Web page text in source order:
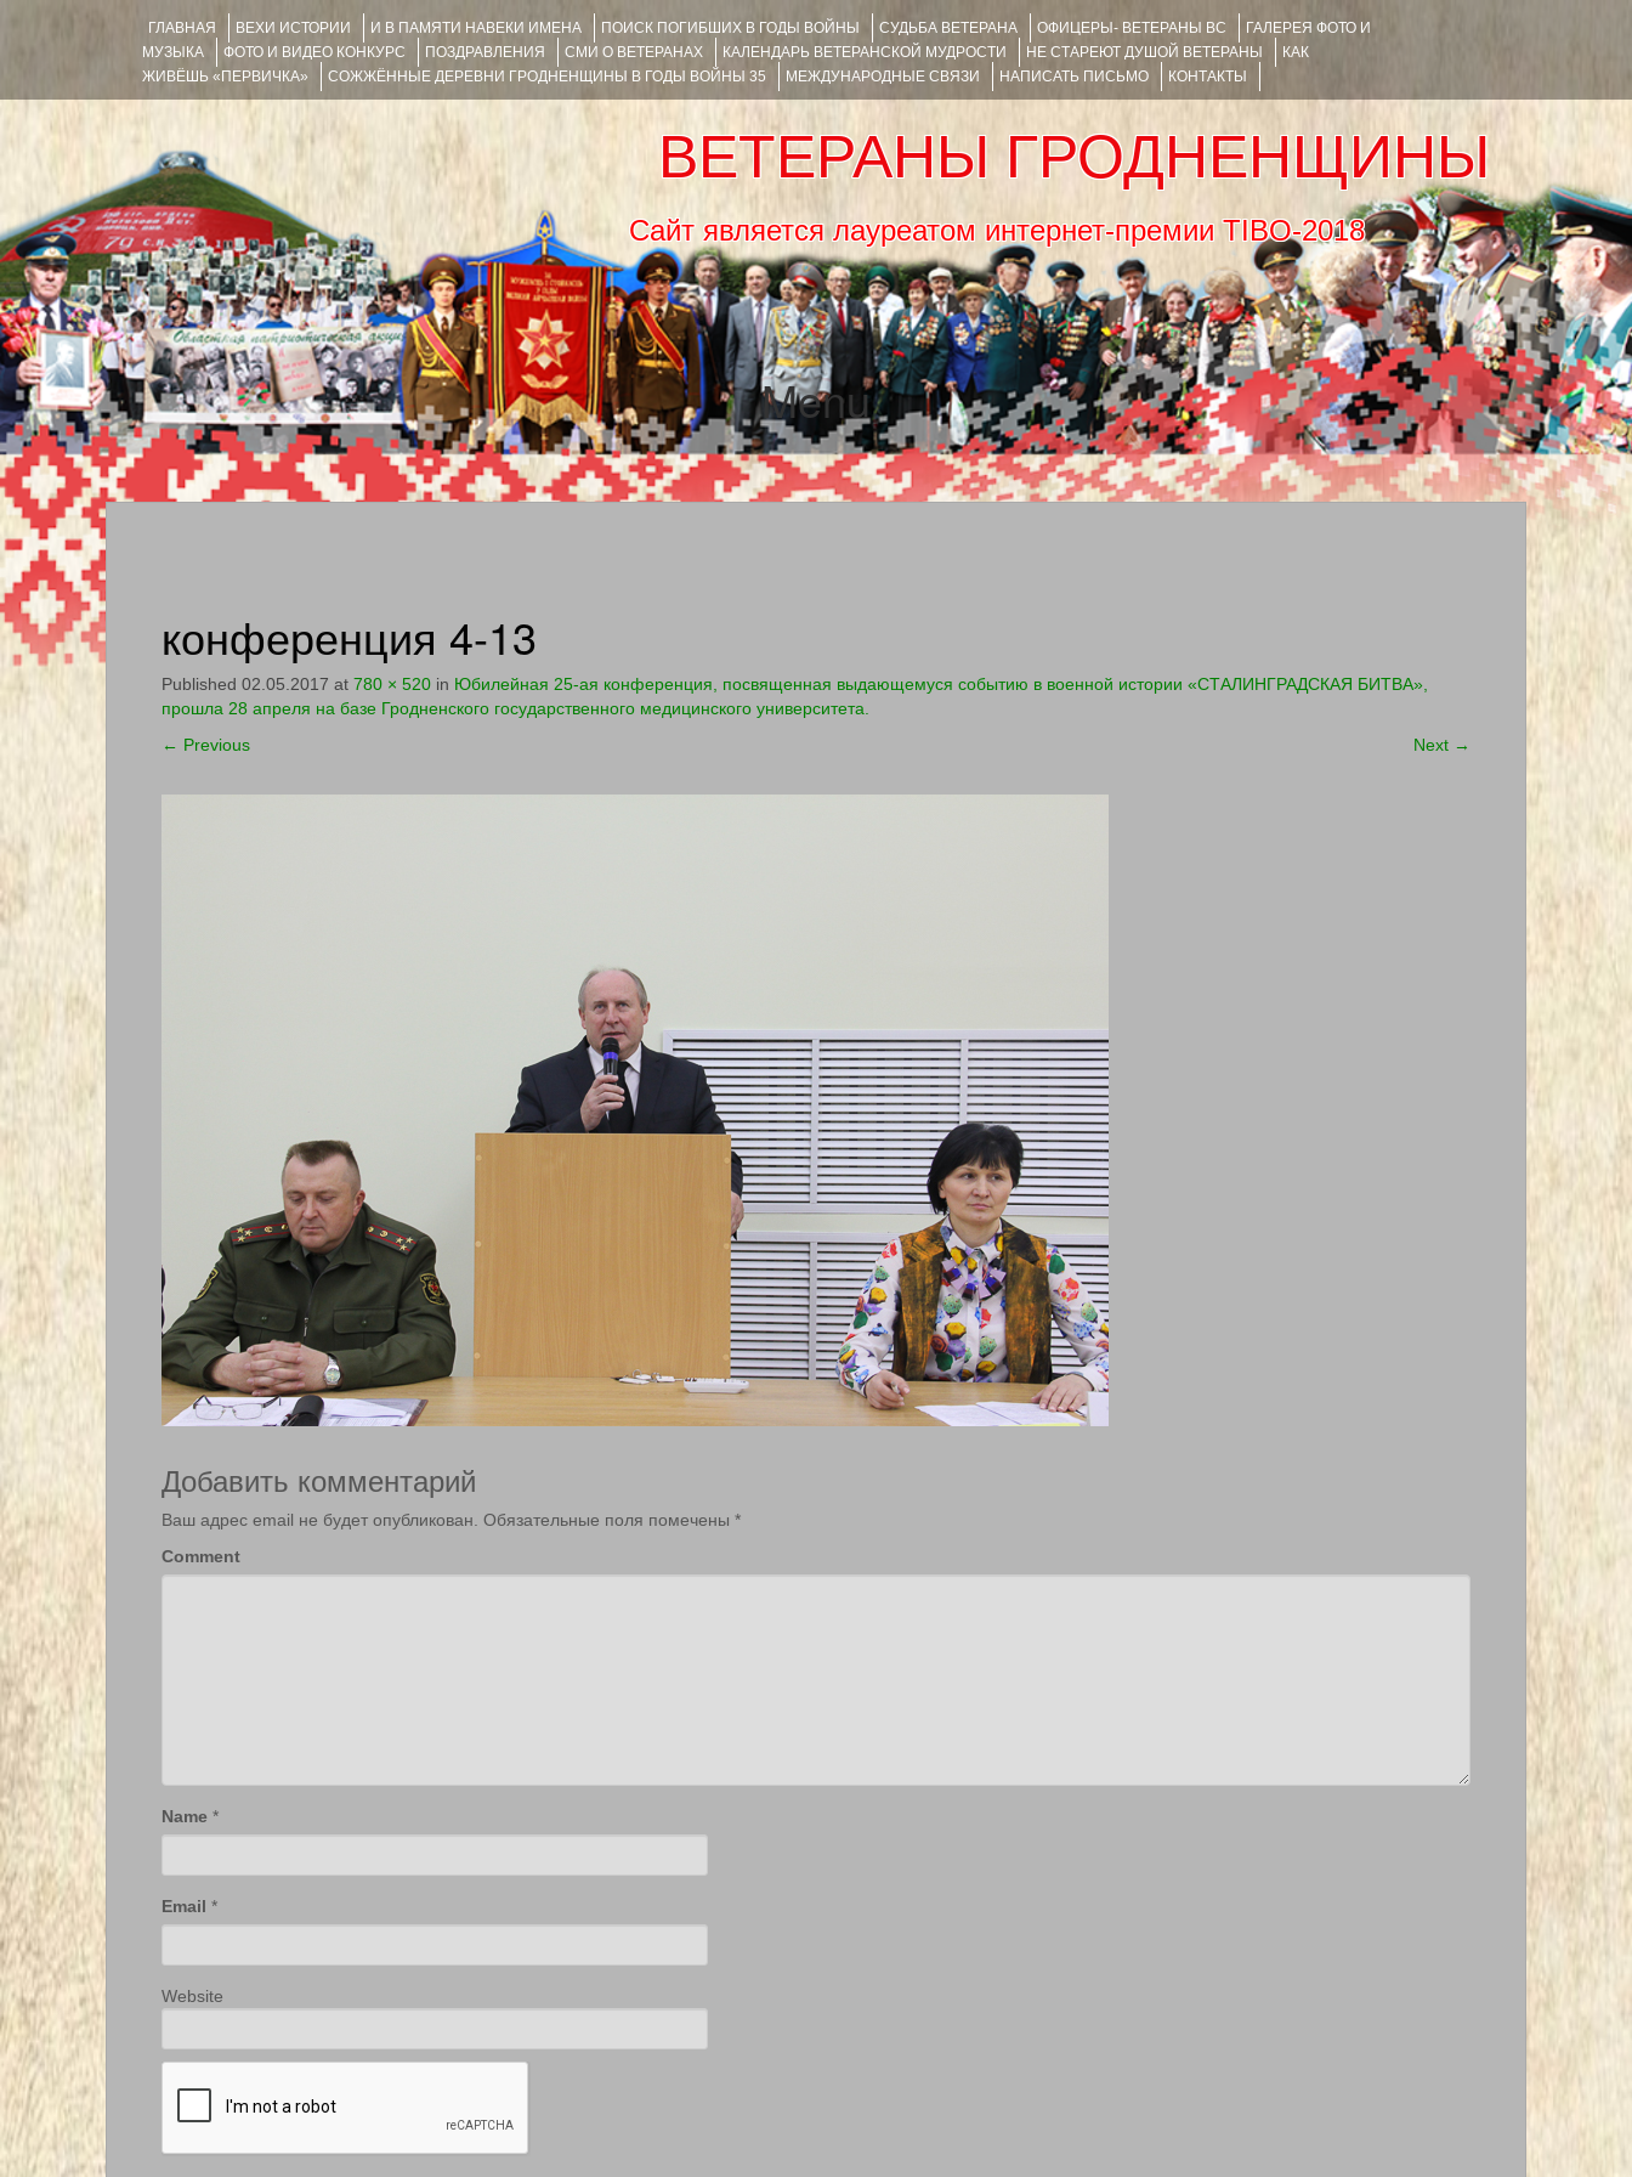
ГЛАВНАЯ ВЕХИ ИСТОРИИ И В ПАМЯТИ НАВЕКИ ИМЕНА ПОИСК ПОГИБШИХ В ГОДЫ ВОЙНЫ СУДЬБА ВЕТЕРАНА ОФИЦЕРЫ- ВЕТЕРАНЫ ВС
ГАЛЕРЕЯ ФОТО И
МУЗЫКА
ФОТО И ВИДЕО КОНКУРС ПОЗДРАВЛЕНИЯ СМИ О ВЕТЕРАНАХ КАЛЕНДАРЬ ВЕТЕРАНСКОЙ МУДРОСТИ НЕ СТАРЕЮТ ДУШОЙ ВЕТЕРАНЫ
КАК
ЖИВЁШЬ «ПЕРВИЧКА»
СОЖЖЁННЫЕ ДЕРЕВНИ ГРОДНЕНЩИНЫ В ГОДЫ ВОЙНЫ 35 МЕЖДУНАРОДНЫЕ СВЯЗИ НАПИСАТЬ ПИСЬМО КОНТАКТЫ
ВЕТЕРАНЫ ГРОДНЕНЩИНЫ
Сайт является лауреатом интернет-премии TIBO-2018
Menu
SKIP TO CONTENT
конференция 4-13
Published 02.05.2017 at 780 × 520 in Юбилейная 25-ая конференция, посвященная выдающемуся событию в военной истории «СТАЛИНГРАДСКАЯ БИТВА»,
прошла 28 апреля на базе Гродненского государственного медицинского университета.
← Previous Next →
Добавить комментарий
Ваш адрес email не будет опубликован. Обязательные поля помечены *
Comment
Name *
Email *
Website